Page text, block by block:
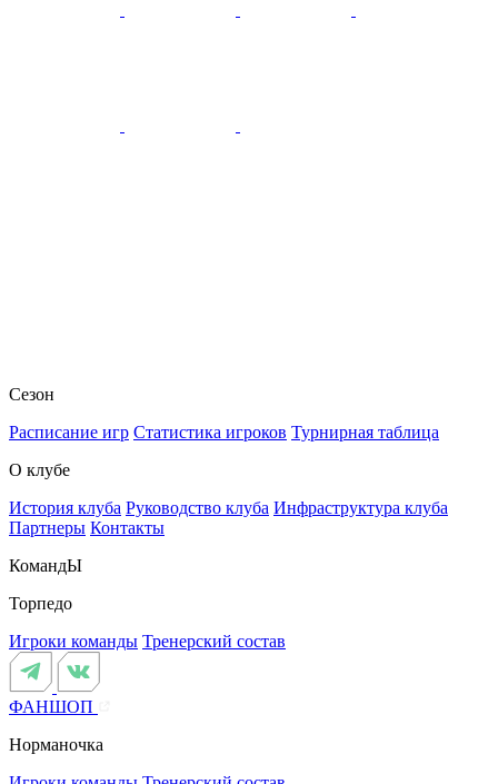
Сезон
Расписание игр Статистика игроков Турнирная таблица
О клубе
История клуба Руководство клуба Инфраструктура клуба
Партнеры Контакты
КомандЫ
Торпедо
Игроки команды Тренерский состав
ФАНШОП
Норманочка